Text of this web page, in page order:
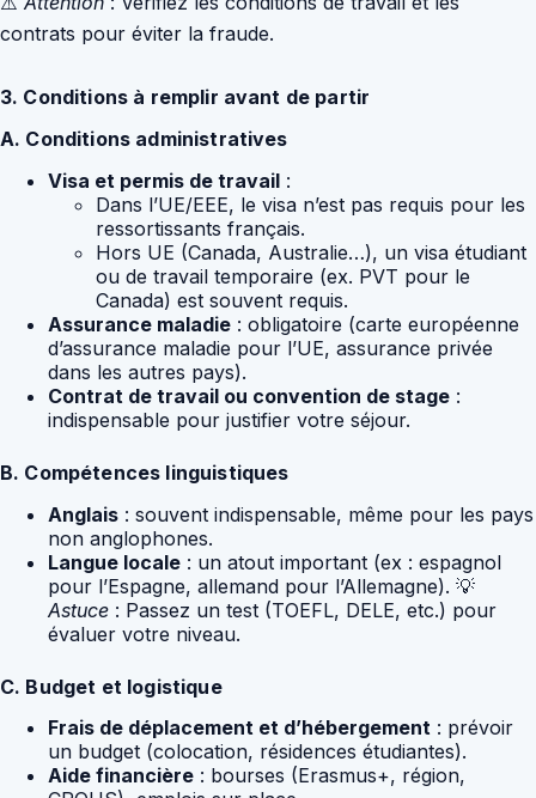
contrats pour éviter la fraude.
3. Conditions à remplir avant de partir
A. Conditions administratives
Visa et permis de travail :
Dans l’UE/EEE, le visa n’est pas requis pour les
ressortissants français.
Hors UE (Canada, Australie…), un visa étudiant
ou de travail temporaire (ex. PVT pour le
Canada) est souvent requis.
Assurance maladie : obligatoire (carte européenne
d’assurance maladie pour l’UE, assurance privée
dans les autres pays).
Contrat de travail ou convention de stage :
indispensable pour justifier votre séjour.
B. Compétences linguistiques
Anglais : souvent indispensable, même pour les pays
non anglophones.
Langue locale : un atout important (ex : espagnol
pour l’Espagne, allemand pour l’Allemagne). 💡
Astuce : Passez un test (TOEFL, DELE, etc.) pour
évaluer votre niveau.
C. Budget et logistique
Frais de déplacement et d’hébergement : prévoir
un budget (colocation, résidences étudiantes).
Aide financière : bourses (Erasmus+, région,